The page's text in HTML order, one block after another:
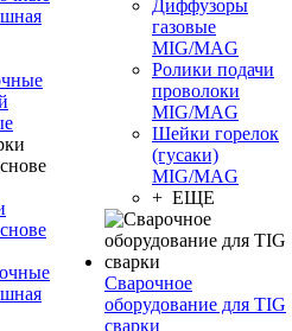
Диффузоры
газовые
MIG/MAG
Ролики подачи
проволоки
MIG/MAG
Шейки горелок
(гусаки)
MIG/MAG
+ ЕЩЕ
Сварочное
оборудование для TIG
сварки